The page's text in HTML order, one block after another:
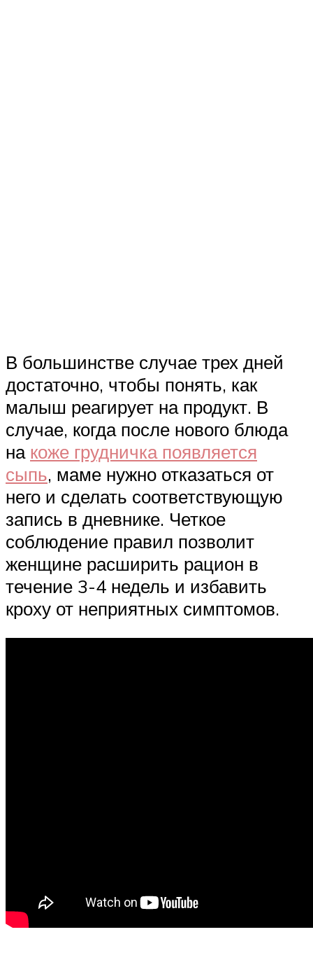
В большинстве случае трех дней
достаточно, чтобы понять, как
малыш реагирует на продукт. В
случае, когда после нового блюда
на коже грудничка появляется
сыпь, маме нужно отказаться от
него и сделать соответствующую
запись в дневнике. Четкое
соблюдение правил позволит
женщине расширить рацион в
течение 3-4 недель и избавить
кроху от неприятных симптомов.